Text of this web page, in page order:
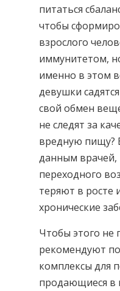
питаться
чтобы
взрослого
иммунитетом,
именно в этом
девушки
свой обмен
не следят за
вредную пищу?
данным
переходного
теряют в росте
хронические
Чтобы этого не
рекомендуют
комплексы для
продающиеся в